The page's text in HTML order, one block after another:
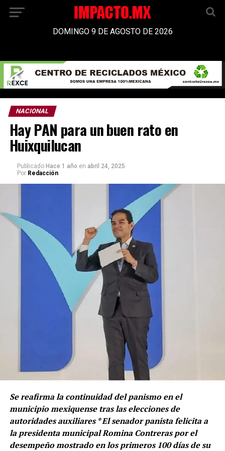
DOMINGO 9 DE AGOSTO DE 2026
NACIONAL
Hay PAN para un buen rato en
Huixquilucan
Publicado Hace 1 año en abril 24, 2025
Por Redacción
Se reafirma la continuidad del panismo en el
municipio mexiquense tras las elecciones de
autoridades auxiliares * El senador panista felicita a
la presidenta municipal Romina Contreras por el
desempeño mostrado en los primeros 100 días de su